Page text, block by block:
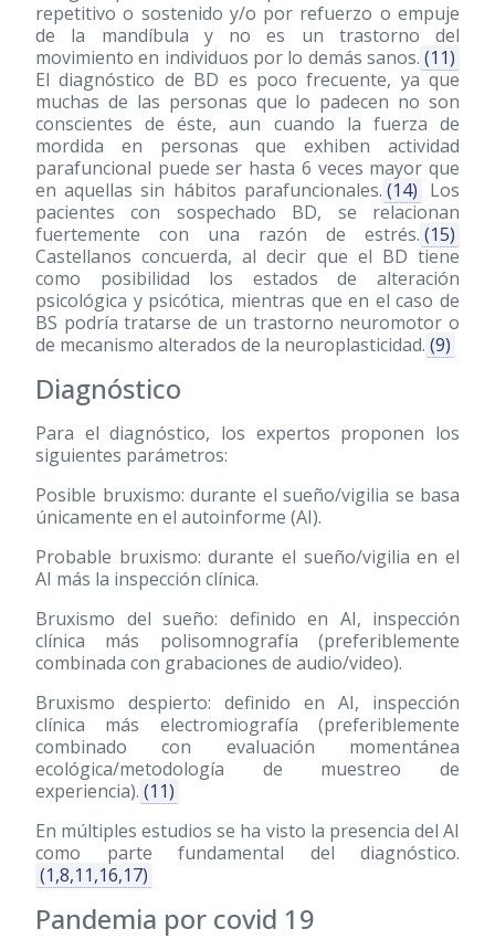
repetitivo o sostenido y/o por refuerzo o empuje
de la mandíbula y no es un trastorno del
movimiento en individuos por lo demás sanos. (11)
El diagnóstico de BD es poco frecuente, ya que
muchas de las personas que lo padecen no son
conscientes de éste, aun cuando la fuerza de
mordida en personas que exhiben actividad
parafuncional puede ser hasta 6 veces mayor que
en aquellas sin hábitos parafuncionales. (14) Los
pacientes con sospechado BD, se relacionan
fuertemente con una razón de estrés. (15)
Castellanos concuerda, al decir que el BD tiene
como posibilidad los estados de alteración
psicológica y psicótica, mientras que en el caso de
BS podría tratarse de un trastorno neuromotor o
de mecanismo alterados de la neuroplasticidad. (9)
Diagnóstico
Para el diagnóstico, los expertos proponen los
siguientes parámetros:
Posible bruxismo: durante el sueño/vigilia se basa
únicamente en el autoinforme (AI).
Probable bruxismo: durante el sueño/vigilia en el
AI más la inspección clínica.
Bruxismo del sueño: definido en AI, inspección
clínica más polisomnografía (preferiblemente
combinada con grabaciones de audio/video).
Bruxismo despierto: definido en AI, inspección
clínica más electromiografía (preferiblemente
combinado con evaluación momentánea
ecológica/metodología de muestreo de
experiencia). (11)
En múltiples estudios se ha visto la presencia del AI
como parte fundamental del diagnóstico.
(1,8,11,16,17)
Pandemia por covid 19